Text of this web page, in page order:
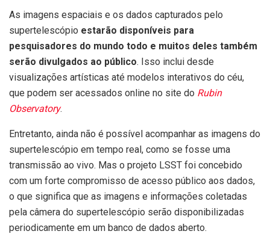
As imagens espaciais e os dados capturados pelo
supertelescópio estarão disponíveis para
pesquisadores do mundo todo e muitos deles também
serão divulgados ao público. Isso inclui desde
visualizações artísticas até modelos interativos do céu,
que podem ser acessados online no site do Rubin
Observatory.
Entretanto, ainda não é possível acompanhar as imagens do
supertelescópio em tempo real, como se fosse uma
transmissão ao vivo. Mas o projeto LSST foi concebido
com um forte compromisso de acesso público aos dados,
o que significa que as imagens e informações coletadas
pela câmera do supertelescópio serão disponibilizadas
periodicamente em um banco de dados aberto.